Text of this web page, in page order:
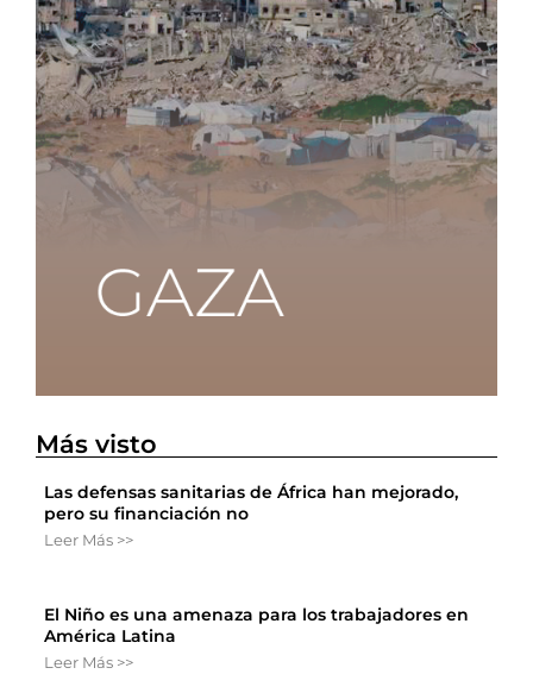
Más visto
Las defensas sanitarias de África han mejorado,
pero su financiación no
Leer Más >>
El Niño es una amenaza para los trabajadores en
América Latina
Leer Más >>